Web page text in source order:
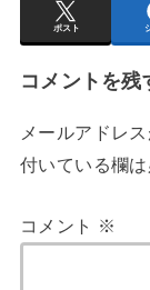
ポスト
コメントを残
メールアドレ
付いている欄
コメント ※